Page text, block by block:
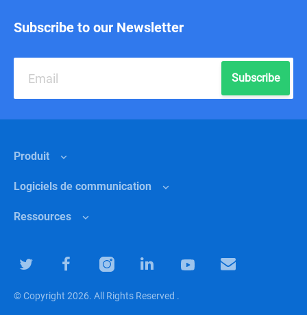
Subscribe to our Newsletter
Subscribe
© Copyright 2026. All Rights Reserved .
Produit
Fonctionnalités
Pourquoi choisir Chanty ?
Logiciel de collaboration d’équipe
Logiciel d’équipe de productivité
Logiciels de communication
Logiciel de communication d’équipe
Coaching
Ressources
Centre d’Assistance